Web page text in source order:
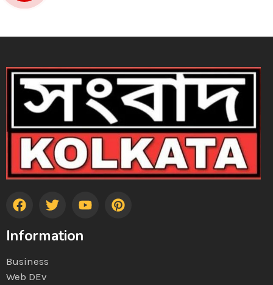
Information
Business
Web DEv